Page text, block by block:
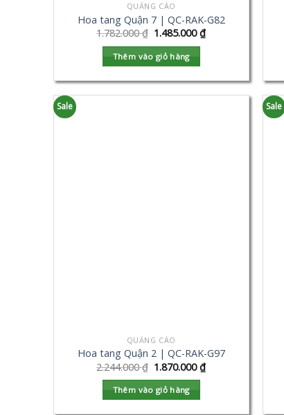
QUẢNG CÁO
Hoa tang Quận 7 | QC-RAK-G82
1.782.000₫ 1.485.000₫
Thêm vào giỏ hàng
Sale
QUẢNG CÁO
Hoa tang Quận 2 | QC-RAK-G97
2.244.000₫ 1.870.000₫
Thêm vào giỏ hàng
Sale